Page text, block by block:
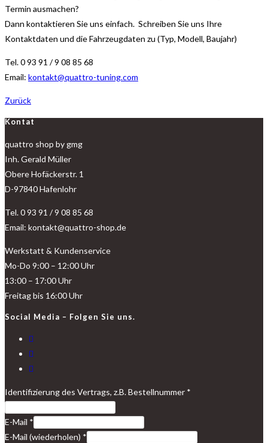
Termin ausmachen?
Dann kontaktieren Sie uns einfach. Schreiben Sie uns Ihre
Kontaktdaten und die Fahrzeugdaten zu (Typ, Modell, Baujahr)
Tel. 0 93 91 / 9 08 85 68
Email: kontakt@quattro-tuning.com
Zurück
Kontat
quattro shop by gmg
Inh. Gerald Müller
Obere Hofäckerstr. 1
D-97840 Hafenlohr
Tel. 0 93 91 / 9 08 85 68
Email: kontakt@quattro-shop.de
Werkstatt & Kundenservice
Mo-Do 9:00 – 12:00 Uhr
13:00 – 17:00 Uhr
Freitag bis 16:00 Uhr
Social Media – Folgen Sie uns.
Identifizierung des Vertrags, z.B. Bestellnummer *
E-Mail *
E-Mail (wiederholen) *